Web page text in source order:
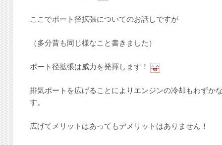
ここでポート径拡張についてのお話しですが
（多分昔も同じ様なこと書きました）
ポート径拡張は威力を発揮します！
排気ポートを広げることによりエンジンの冷却もわずか
す。
広げてメリットはあってもデメリットはありません！